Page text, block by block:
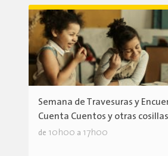
Semana de Travesuras y
Cuenta Cuentos y otras
de 10h00 a 17h00